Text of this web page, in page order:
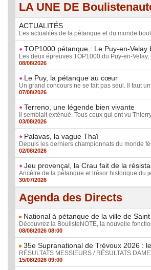
LA UNE DE
ACTUALITÉS
Les actualités de la pétanque et du monde
TOP1000 pétanque : Le Puy-en-Velay
Les deux épreuves TOP1000 du Puy-en-
08/08/2026
Le Puy, la pétanque au cœur
Un grand concours ne se fait pas seul. Il faut
07/08/2026
Terreno, une légende bien vivante
Il semblait exténué. Tous ceux qui ont vu
03/08/2026
Palavas, la vague Thaï
Depuis les derniers championnats du monde
02/08/2026
Jeu provençal, la Crau fait de la
Ancêtre de la pétanque et trésor historique du
30/07/2026
Agenda des Directs
National à pétanque de la ville de
Découvrez la BoulisteNOTE, la nouvelle
08/08/2026 08:00
35e Supranational de Trévoux 2026 :
RÉSULTATS MESSIEURS / RÉSULTATS
15/08/2026 09:00